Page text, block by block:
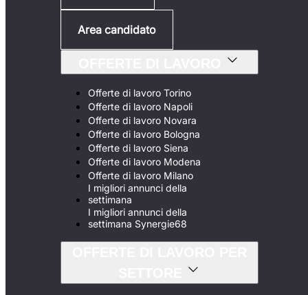
Area candidato
Offerte di lavoro Torino
Offerte di lavoro Napoli
Offerte di lavoro Novara
Offerte di lavoro Bologna
Offerte di lavoro Siena
Offerte di lavoro Modena
Offerte di lavoro Milano
I migliori annunci della
settimana
I migliori annunci della
settimana Synergie68